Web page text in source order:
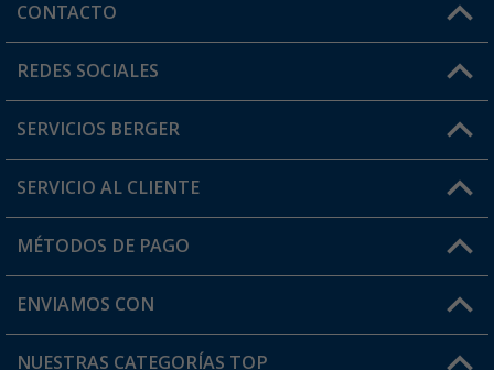
CONTACTO
Horario de atención al cliente:
¿Tienes alguna duda?
REDES SOCIALES
SERVICIOS BERGER
Conviértete en distribuidor
Mi cuenta
Tarjeta Berger Digital
SERVICIO AL CLIENTE
FAQ y Contacto
Información de envío
MÉTODOS DE PAGO
ENVIAMOS CON
NUESTRAS CATEGORÍAS TOP